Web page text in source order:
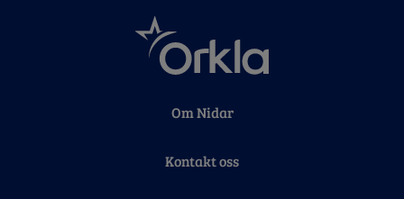
Om Nidar
Kontakt oss